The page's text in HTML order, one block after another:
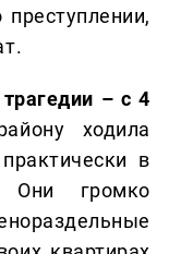
– с 4
ходила
в
Они громко